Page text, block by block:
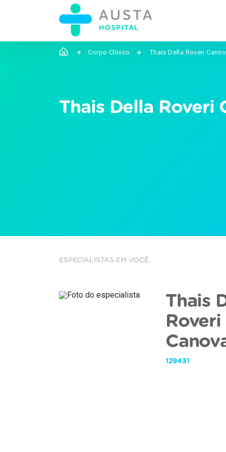
Corpo Clínico Thais Della Roveri
Thais Della Roveri
ESPECIALISTAS EM VOCÊ
Thais
Roveri
129431